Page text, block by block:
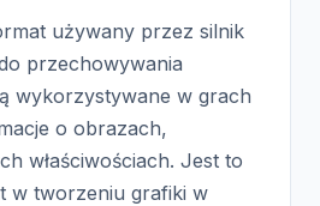
używany przez silnik
przechowywania
wykorzystywane w grach
o obrazach,
właściwościach. Jest to
w tworzeniu grafiki w